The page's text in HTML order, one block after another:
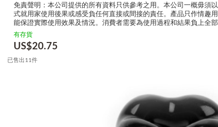
免責聲明：本公司提供的所有資料只供參考之用。本公司一概毋須
式就用家使用後果或感受負任何直接或間接的責任。產品只作情趣
能保證實際使用效果及情況。消費者需要為使用過程和結果負上全
生產商無需要以任何方式為任何直接或間接的失誤負責，包括但不
的損毀，受傷或者任何傷害。
有存貨
US$20.75
已售出11件